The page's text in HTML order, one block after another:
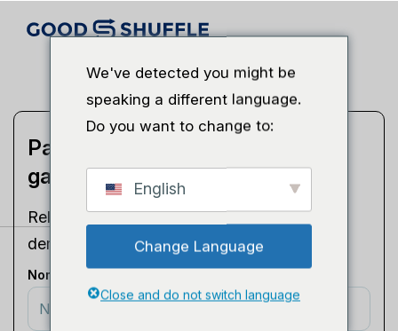
Participa en la demostración y
gana 2 entradas GRATIS
Rellene el formulario para programar su
demostración gratuita en vivo del producto.
Nombre completo *
We've detected you might be
speaking a different language.
Do you want to change to:
English
Change Language
Close and do not switch language